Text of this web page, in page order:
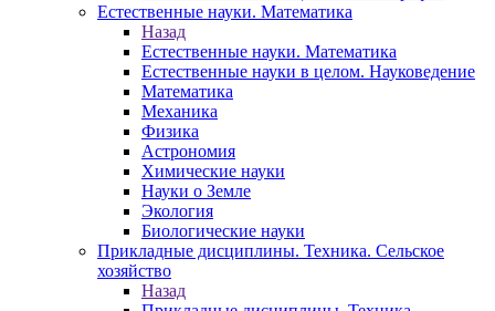
Естественные науки. Математика
Назад
Естественные науки. Математика
Естественные науки в целом. Науковедение
Математика
Механика
Физика
Астрономия
Химические науки
Науки о Земле
Экология
Биологические науки
Прикладные дисциплины. Техника. Сельское
хозяйство
Назад